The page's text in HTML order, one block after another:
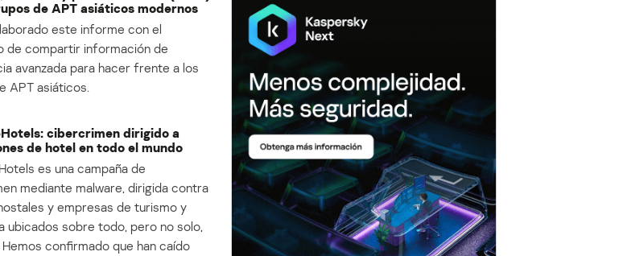
de APT asiáticos modernos
este informe con el
de compartir información de
avanzada para hacer frente a los
APT asiáticos.
cibercrimen dirigido a
de hotel en todo el mundo
es una campaña de
mediante malware, dirigida contra
y empresas de turismo y
ubicados sobre todo, pero no solo,
Hemos confirmado que han caído